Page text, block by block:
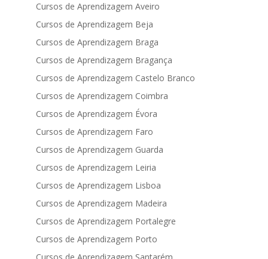
Cursos de Aprendizagem Aveiro
Cursos de Aprendizagem Beja
Cursos de Aprendizagem Braga
Cursos de Aprendizagem Bragança
Cursos de Aprendizagem Castelo Branco
Cursos de Aprendizagem Coimbra
Cursos de Aprendizagem Évora
Cursos de Aprendizagem Faro
Cursos de Aprendizagem Guarda
Cursos de Aprendizagem Leiria
Cursos de Aprendizagem Lisboa
Cursos de Aprendizagem Madeira
Cursos de Aprendizagem Portalegre
Cursos de Aprendizagem Porto